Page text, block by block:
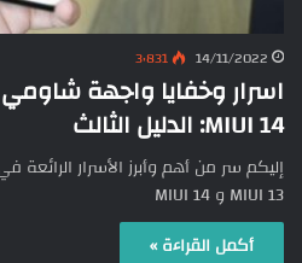
14/11/2022 3٬831
MIUI 14: الدليل الثالث
MIUI 13 و MIUI 14
أكمل القراءة »